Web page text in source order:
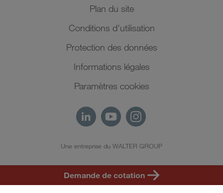
Demande de cotation
Plan du site
Conditions d'utilisation
Protection des données
Informations légales
Paramètres cookies
Une entreprise du WALTER GROUP